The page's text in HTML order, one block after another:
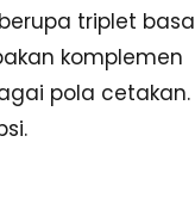
triplet basa
komplemen
pola cetakan.